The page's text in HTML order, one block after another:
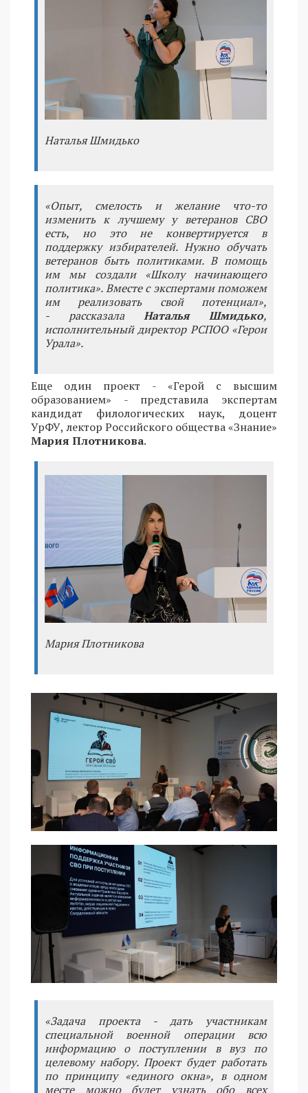
Наталья Шмидько
«Опыт, смелость и желание что-то
изменить к лучшему у ветеранов СВО
есть, но это не конвертируется в
поддержку избирателей. Нужно обучать
ветеранов быть политиками. В помощь
им мы создали «Школу начинающего
политика». Вместе с экспертами поможем
им реализовать свой потенциал»,
- рассказалаНаталья Шмидько,
исполнительный директор РСПОО «Герои
Урала».
Еще один проект - «Герой с высшим
образованием» - представила экспертам
кандидат филологических наук, доцент
УрФУ, лектор Российского общества «Знание»
Мария Плотникова.
Мария Плотникова
«Задача проекта - дать участникам
специальной военной операции всю
информацию о поступлении в вуз по
целевому набору. Проект будет работать
по принципу «единого окна», в одном
месте можно будет узнать обо всех